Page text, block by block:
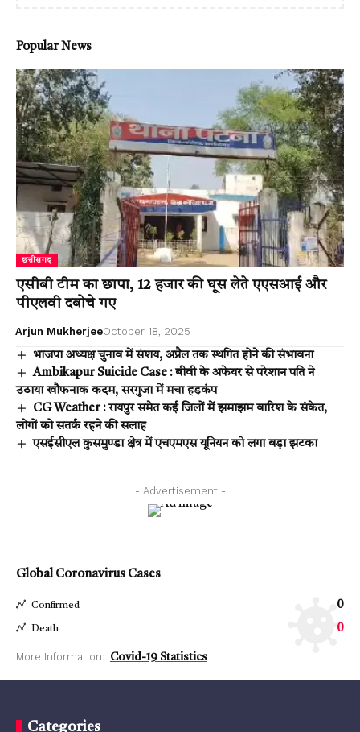
Popular News
छत्तीसगढ़
एसीबी टीम का छापा, 12 हजार की घूस लेते एएसआई और
पीएलवी दबोचे गए
Arjun MukherjeeOctober 18, 2025
भाजपा अध्यक्ष चुनाव में संशय, अप्रैल तक स्थगित होने की संभावना
Ambikapur Suicide Case : बीवी के अफेयर से परेशान पति ने
उठाया खौफनाक कदम, सरगुजा में मचा हड़कंप
CG Weather : रायपुर समेत कई जिलों में झमाझम बारिश के संकेत,
लोगों को सतर्क रहने की सलाह
एसईसीएल कुसमुण्डा क्षेत्र में एचएमएस यूनियन को लगा बड़ा झटका
- Advertisement -
Global Coronavirus Cases
Confirmed 0
Death 0
More Information: Covid-19 Statistics
Categories